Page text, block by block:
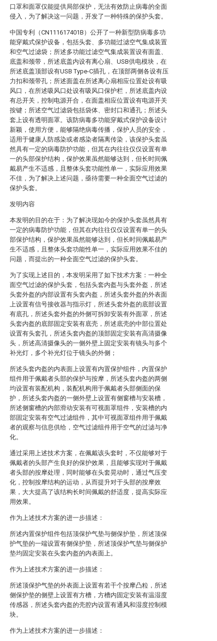
口罩和面罩仅能提供局部保护，无法有效防止病毒的全面
侵入，为了解决这一问题，开发了一种特殊的保护头套。
中国专利（CN111617401B）公开了一种新型防病毒多功
能穿戴式保护设备，包括头套、多功能过滤空气集成装置
和空气过滤袋；所述多功能过滤空气集成装置设有面盖、
底盖和颈带，所述底盖内设有离心扇、USB供电模块，在
所述底盖顶部设有USB Type-C插孔，在顶部两侧各设有压
力扣和颈带孔；所述面盖在所述离心扇相应位置处设有吸
风口，在所述吸风口处设有吸风口保护栏，所述底盖内设
有总开关，控制电源开合，在面盖相应位置设有电源开关
按键；所述空气过滤袋包括袋体、密封口和通孔；所述头
套上设有透明面罩。该防病毒多功能穿戴式保护设备设计
新颖，使用方便，能够隔绝病毒传播，保护人员的安全，
适用于健康人防感染或者感染者隔离传染，该保护头套虽
然具有一定的病毒防护功能，但其在内往往仅仅设置有单
一的头部保护结构，保护效果虽然能够达到，但长时间佩
戴易产生不适感，且整体头套功能性单一，实际应用效果
不佳，为了解决上述问题，亟待需要一种全面空气过滤的
保护头套。
发明内容
本发明的目的在于：为了解决现如今的保护头套虽然具有
一定的病毒防护功能，但其在内往往仅仅设置有单一的头
部保护结构，保护效果虽然能够达到，但长时间佩戴易产
生不适感，且整体头套功能性单一，实际应用效果不佳的
问题，而提出的一种全面空气过滤的保护头套。
为了实现上述目的，本发明采用了如下技术方案：一种全
面空气过滤的保护头套，包括头套内盔与头套外盔，所述
头套外盔的内部设置有头套内盔，所述头套外盔的外表面
上设置有信号接收器与指示灯，所述头套外盔的底部设置
有底孔，所述头套外盔的外侧可拆卸安装有外面罩，所述
头套内盔的底部固定安装有底壳，所述底壳的中部位置处
设置有头套孔，所述头套内盔的顶部固定安装有高清摄像
头，所述高清摄像头的一侧外壁上固定安装有镜头与多个
补光灯，多个补光灯位于镜头的外侧；
所述头套内盔的内表面上设置有内置保护组件，内置保护
组件用于佩戴者头部的保护与按摩，所述头套内盔的两侧
均设置有装配机构，装配机构用于佩戴者头部侧面的保
护，所述头套内盔的一侧外壁上设置有侧窗槽与安装槽，
所述侧窗槽的内部滑动安装有可视面罩组件，安装槽的内
部固定安装有空气过滤组件，其中可视面罩组件用于佩戴
者的观察与信息供给，空气过滤组件用于空气的过滤与净
化。
通过采用上述技术方案，在佩戴该头套时，不仅能够对于
佩戴者的头部产生良好的保护效果，且能够实现对于佩戴
者头部的按摩处理，同时能够在头套晃动时，通过气压变
化，控制按摩结构的运动，从而提升对于头部的按摩效
果，大大提高了该结构长时间佩戴的舒适度，提高实际应
用效果。
作为上述技术方案的进一步描述：
所述内置保护组件包括顶保护气垫与侧保护垫，所述顶保
护气垫的一端设置有侧保护垫，所述顶保护气垫与侧保护
垫均固定安装在头套内盔的内表面上。
作为上述技术方案的进一步描述：
所述顶保护气垫的外表面上设置有若干个按摩凸粒，所述
侧保护垫的侧壁上设置有方槽，方槽内固定安装有温湿度
传感器，所述头套内盔的壳腔内设置有通风和湿度控制模
块。
作为上述技术方案的进一步描述：